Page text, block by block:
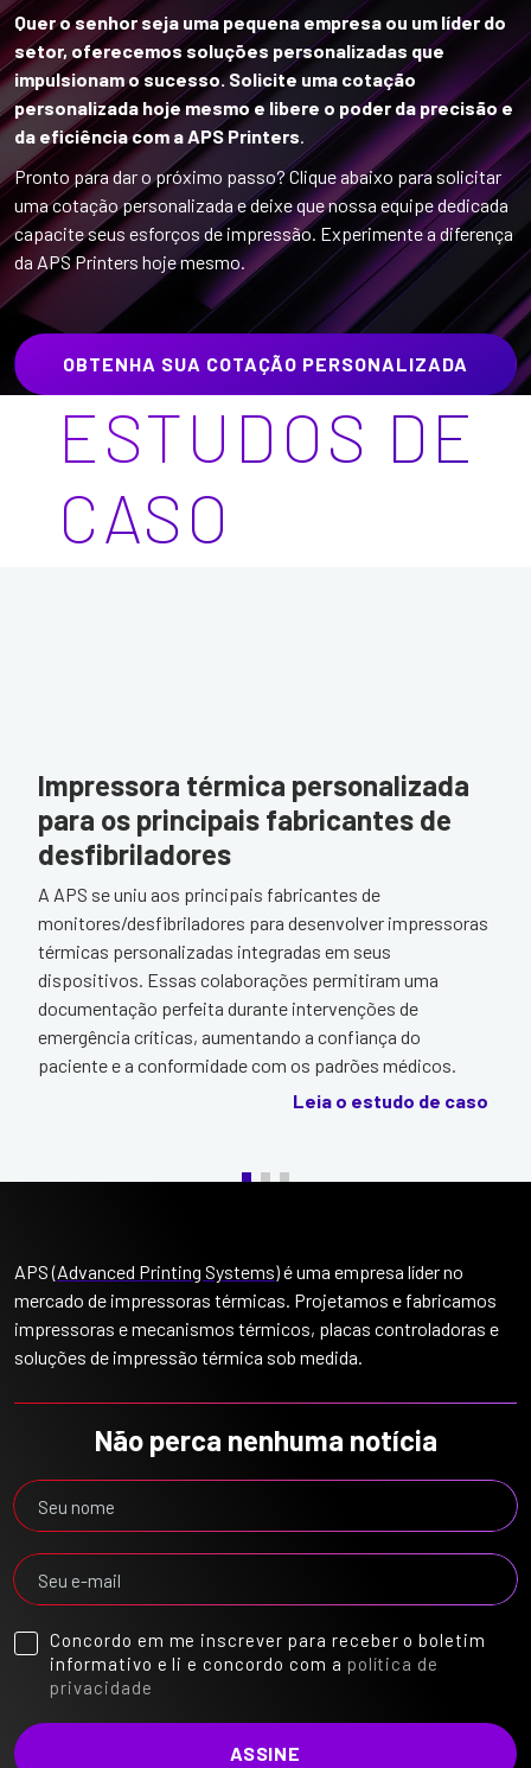
Quer o senhor seja uma pequena empresa ou um líder do
setor, oferecemos soluções personalizadas que
impulsionam o sucesso. Solicite uma cotação
personalizada hoje mesmo e libere o poder da precisão e
da eficiência com a APS Printers.
Pronto para dar o próximo passo? Clique abaixo para solicitar
uma cotação personalizada e deixe que nossa equipe dedicada
capacite seus esforços de impressão. Experimente a diferença
da APS Printers hoje mesmo.
OBTENHA SUA COTAÇÃO PERSONALIZADA
ESTUDOS DE
CASO
Impressora térmica personalizada
para os principais fabricantes de
desfibriladores
A APS se uniu aos principais fabricantes de
monitores/desfibriladores para desenvolver impressoras
térmicas personalizadas integradas em seus
dispositivos. Essas colaborações permitiram uma
documentação perfeita durante intervenções de
emergência críticas, aumentando a confiança do
paciente e a conformidade com os padrões médicos.
Leia o estudo de caso
APS (Advanced Printing Systems) é uma empresa líder no
mercado de impressoras térmicas. Projetamos e fabricamos
impressoras e mecanismos térmicos, placas controladoras e
soluções de impressão térmica sob medida.
Não perca nenhuma notícia
Concordo em me inscrever para receber o boletim
informativo e li e concordo com a política de
privacidade